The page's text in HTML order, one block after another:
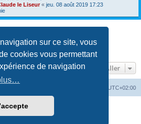
sur ce site, vous
cookies vous permettant
de navigation
le Liseur« jeu. 08 août 2019 17:23
1sur20
3
Aller
UTC+02:00
® Forum Software © phpBB Limited
©